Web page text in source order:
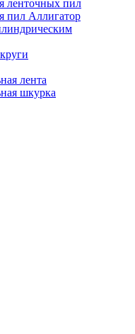
ленточных пил
пил Аллигатор
лента
шкурка